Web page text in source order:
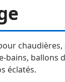
bains, ballons
éclatés.